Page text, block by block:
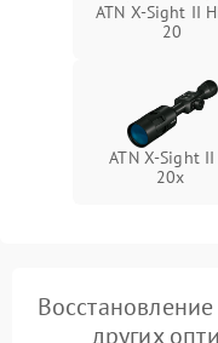
ATN X-Sight II
20
ATN X-Sight
20x
других